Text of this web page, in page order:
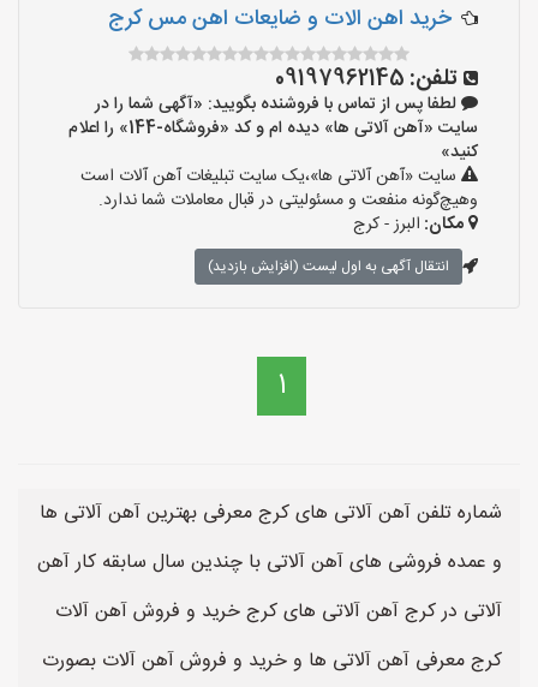
خرید اهن الات و ضایعات اهن مس کرج
تلفن: 09197962145
لطفا پس از تماس با فروشنده بگویید: «آگهی شما را در
سایت «آهن آلاتی ها» دیده ام و کد «فروشگاه-144» را اعلام
کنید»
سایت «آهن آلاتی ها»،یک سایت تبلیغات آهن آلات است
وهیچ‌گونه منفعت و مسئولیتی در قبال معاملات شما ندارد.
مکان: البرز - کرج
انتقال آگهی به اول لیست (افزایش بازدید)
1
شماره تلفن آهن آلاتی های کرج معرفی بهترین آهن آلاتی ها
و عمده فروشی های آهن آلاتی با چندین سال سابقه کار آهن
آلاتی در کرج آهن آلاتی های کرج خرید و فروش آهن آلات
کرج معرفی آهن آلاتی ها و خرید و فروش آهن آلات بصورت